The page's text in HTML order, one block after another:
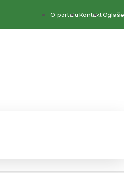
O portaluKontakt